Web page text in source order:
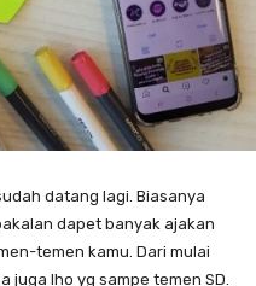
datang lagi. Biasanya
dapet banyak ajakan
temen kamu. Dari mulai
juga lho yg sampe temen SD.